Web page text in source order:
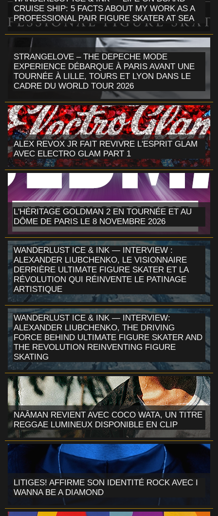
CRUISE SHIP: 5 FACTS ABOUT MY WORK AS A
PROFESSIONAL PAIR FIGURE SKATER AT SEA
STRANGELOVE – THE DEPECHE MODE
EXPERIENCE DÉBARQUE À PARIS AVANT UNE
TOURNÉE À LILLE, TOURS ET LYON DANS LE
CADRE DU WORLD TOUR 2026
ALEX REVOX JR FAIT REVIVRE L'ESPRIT GLAM
AVEC ELECTRO GLAM PART 1
L'HÉRITAGE GOLDMAN 2 EN TOURNÉE ET AU
DÔME DE PARIS LE 8 NOVEMBRE 2026
WANDERLUST ICE & INK — INTERVIEW :
ALEXANDER LIUBCHENKO, LE VISIONNAIRE
DERRIÈRE ULTIMATE FIGURE SKATER ET LA
RÉVOLUTION QUI RÉINVENTE LE PATINAGE
ARTISTIQUE
WANDERLUST ICE & INK — INTERVIEW:
ALEXANDER LIUBCHENKO, THE DRIVING
FORCE BEHIND ULTIMATE FIGURE SKATER AND
THE REVOLUTION REINVENTING FIGURE
SKATING
NAÂMAN REVIENT AVEC COCO WATA, UN TITRE
REGGAE LUMINEUX DISPONIBLE EN CLIP
LITIGES! AFFIRME SON IDENTITÉ ROCK AVEC I
WANNA BE A DIAMOND